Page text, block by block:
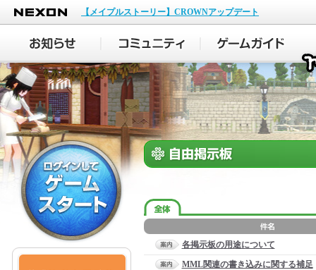
NEXON
【メイプルストーリー】CROWNアップデート
各掲示板の用途について
MML関連の書き込みに関する補足